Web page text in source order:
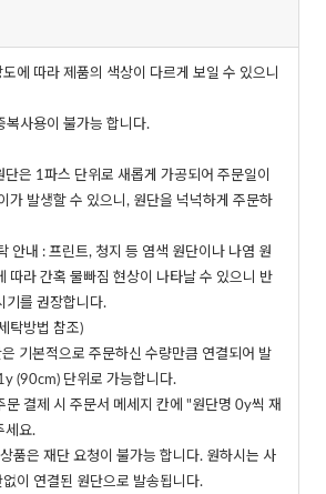
에 따라 제품의 색상이 다르게 보일 수 있으니
복사용이 불가능 합니다.
단은 1파스 단위로 새롭게 가공되어 주문일이
가 발생할 수 있으니, 원단을 넉넉하게 주문하
안내 : 프린트, 청지 등 염색 원단이나 나염 원
따라 간혹 물빠짐 현상이 나타날 수 있으니 반
기를 권장합니다.
탁방법 참조)
기본적으로 주문하신 수량만큼 연결되어 발
(90cm) 단위로 가능합니다.
문 결제 시 주문서 메세지 칸에 "원단명 0y씩 재
세요.
품은 재단 요청이 불가능 합니다. 원하시는 사
이 연결된 원단으로 발송됩니다.